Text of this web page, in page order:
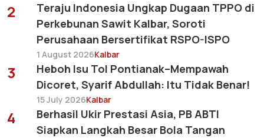
2
Teraju Indonesia Ungkap Dugaan TPPO di
Perkebunan Sawit Kalbar, Soroti
Perusahaan Bersertifikat RSPO-ISPO
1 August 2026Kalbar
3
Heboh Isu Tol Pontianak–Mempawah
Dicoret, Syarif Abdullah: Itu Tidak Benar!
15 July 2026Kalbar
4
Berhasil Ukir Prestasi Asia, PB ABTI
Siapkan Langkah Besar Bola Tangan